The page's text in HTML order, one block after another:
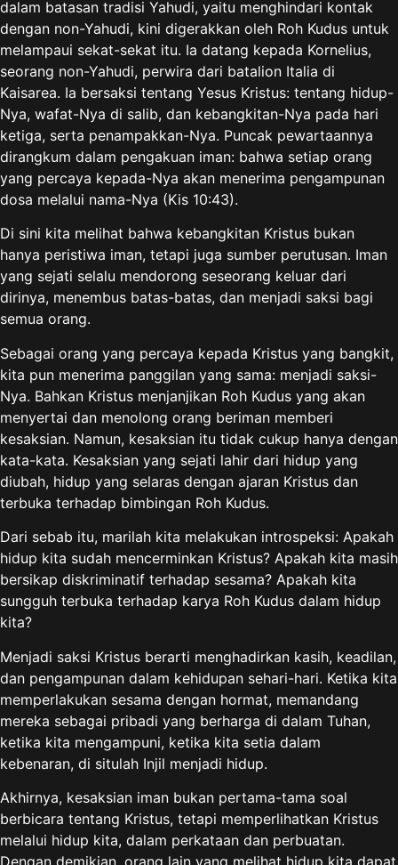
dalam batasan tradisi Yahudi, yaitu menghindari kontak
dengan non-Yahudi, kini digerakkan oleh Roh Kudus untuk
melampaui sekat-sekat itu. Ia datang kepada Kornelius,
seorang non-Yahudi, perwira dari batalion Italia di
Kaisarea. Ia bersaksi tentang Yesus Kristus: tentang hidup-
Nya, wafat-Nya di salib, dan kebangkitan-Nya pada hari
ketiga, serta penampakkan-Nya. Puncak pewartaannya
dirangkum dalam pengakuan iman: bahwa setiap orang
yang percaya kepada-Nya akan menerima pengampunan
dosa melalui nama-Nya (Kis 10:43).
Di sini kita melihat bahwa kebangkitan Kristus bukan
hanya peristiwa iman, tetapi juga sumber perutusan. Iman
yang sejati selalu mendorong seseorang keluar dari
dirinya, menembus batas-batas, dan menjadi saksi bagi
semua orang.
Sebagai orang yang percaya kepada Kristus yang bangkit,
kita pun menerima panggilan yang sama: menjadi saksi-
Nya. Bahkan Kristus menjanjikan Roh Kudus yang akan
menyertai dan menolong orang beriman memberi
kesaksian. Namun, kesaksian itu tidak cukup hanya dengan
kata-kata. Kesaksian yang sejati lahir dari hidup yang
diubah, hidup yang selaras dengan ajaran Kristus dan
terbuka terhadap bimbingan Roh Kudus.
Dari sebab itu, marilah kita melakukan introspeksi: Apakah
hidup kita sudah mencerminkan Kristus? Apakah kita masih
bersikap diskriminatif terhadap sesama? Apakah kita
sungguh terbuka terhadap karya Roh Kudus dalam hidup
kita?
Menjadi saksi Kristus berarti menghadirkan kasih, keadilan,
dan pengampunan dalam kehidupan sehari-hari. Ketika kita
memperlakukan sesama dengan hormat, memandang
mereka sebagai pribadi yang berharga di dalam Tuhan,
ketika kita mengampuni, ketika kita setia dalam
kebenaran, di situlah Injil menjadi hidup.
Akhirnya, kesaksian iman bukan pertama-tama soal
berbicara tentang Kristus, tetapi memperlihatkan Kristus
melalui hidup kita, dalam perkataan dan perbuatan.
Dengan demikian, orang lain yang melihat hidup kita dapat